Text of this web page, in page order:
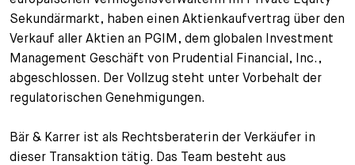
Substituten
Kurzpraktikanten
Administration
Assistenzen
Bewerbungsprozess
Fragen und Antworten
Spontanbewerbung
Ihre Karriere
Ihre Karriere bei uns
+
Sekundärmarkt, haben einen Aktienkaufvertrag über den
Verkauf aller Aktien an PGIM, dem globalen Investment
Management Geschäft von Prudential Financial, Inc.,
abgeschlossen. Der Vollzug steht unter Vorbehalt der
regulatorischen Genehmigungen.
Bär & Karrer ist als Rechtsberaterin der Verkäufer in
dieser Transaktion tätig. Das Team besteht aus